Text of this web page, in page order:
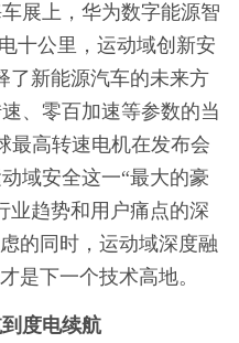
展上，华为数字能源智
十公里，运动域创新安
了新能源汽车的未来方
、零百加速等参数的当
最高转速电机在发布会
域安全这一“最大的豪
业趋势和用户痛点的深
的同时，运动域深度融
是下一个技术高地。
到 度电续航